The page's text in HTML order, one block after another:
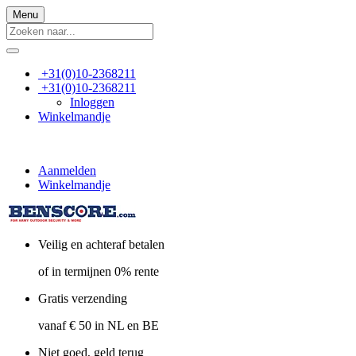
Menu
+31(0)10-2368211
+31(0)10-2368211
Inloggen
Winkelmandje
Aanmelden
Winkelmandje
Veilig en achteraf betalen
of in termijnen 0% rente
Gratis verzending
vanaf € 50 in NL en BE
Niet goed, geld terug